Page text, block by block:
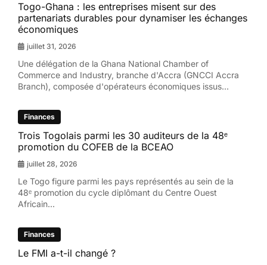
Togo-Ghana : les entreprises misent sur des
partenariats durables pour dynamiser les échanges
économiques
juillet 31, 2026
Une délégation de la Ghana National Chamber of
Commerce and Industry, branche d'Accra (GNCCI Accra
Branch), composée d'opérateurs économiques issus...
Finances
Trois Togolais parmi les 30 auditeurs de la 48ᵉ
promotion du COFEB de la BCEAO
juillet 28, 2026
Le Togo figure parmi les pays représentés au sein de la
48ᵉ promotion du cycle diplômant du Centre Ouest
Africain...
Finances
Le FMI a-t-il changé ?